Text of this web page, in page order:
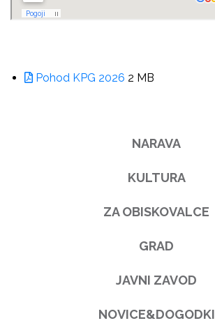
Pohod KPG 2026 2 MB
NARAVA
KULTURA
ZA OBISKOVALCE
GRAD
JAVNI ZAVOD
NOVICE&DOGODKI